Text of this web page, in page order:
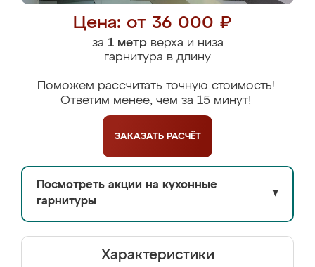
Цена: от 36 000 ₽
за 1 метрверха и низа
гарнитура в длину
Поможем рассчитать точную стоимость!
Ответим менее, чем за 15 минут!
ЗАКАЗАТЬ РАСЧЁТ
Посмотреть акции на кухонные
гарнитуры
▼
Характеристики